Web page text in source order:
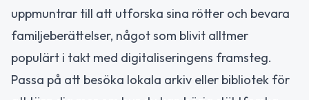
uppmuntrar till att utforska sina rötter och bevara
familjeberättelser, något som blivit alltmer
populärt i takt med digitaliseringens framsteg.
Passa på att besöka lokala arkiv eller bibliotek för